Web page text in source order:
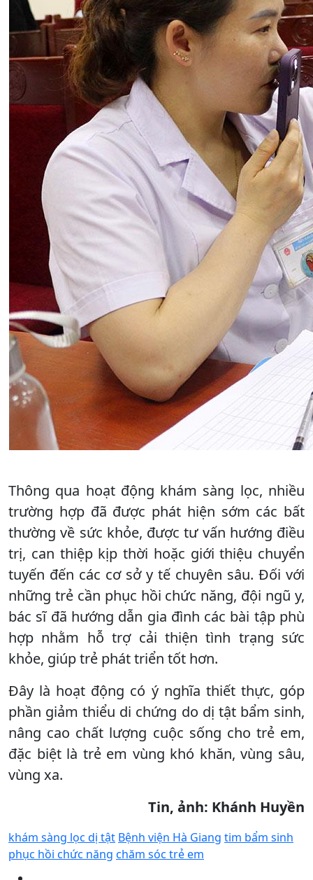
Thông qua hoạt động khám sàng lọc, nhiều
trường hợp đã được phát hiện sớm các bất
thường về sức khỏe, được tư vấn hướng điều
trị, can thiệp kịp thời hoặc giới thiệu chuyển
tuyến đến các cơ sở y tế chuyên sâu. Đối với
những trẻ cần phục hồi chức năng, đội ngũ y,
bác sĩ đã hướng dẫn gia đình các bài tập phù
hợp nhằm hỗ trợ cải thiện tình trạng sức
khỏe, giúp trẻ phát triển tốt hơn.
Đây là hoạt động có ý nghĩa thiết thực, góp
phần giảm thiểu di chứng do dị tật bẩm sinh,
nâng cao chất lượng cuộc sống cho trẻ em,
đặc biệt là trẻ em vùng khó khăn, vùng sâu,
vùng xa.
Tin, ảnh: Khánh Huyền
khám sàng lọc dị tật Bệnh viện Hà Giang tim bẩm sinh
phục hồi chức năng chăm sóc trẻ em